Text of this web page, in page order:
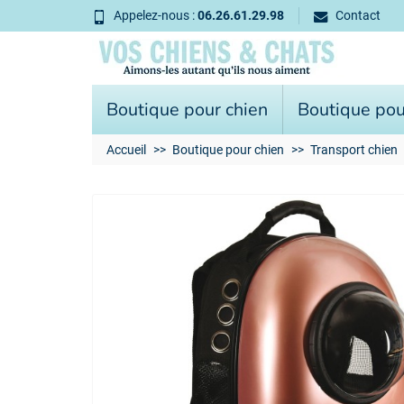
Appelez-nous :06.26.61.29.98 Contact
Boutique pour chien Boutique
Accueil Boutique pour chien Transport chien